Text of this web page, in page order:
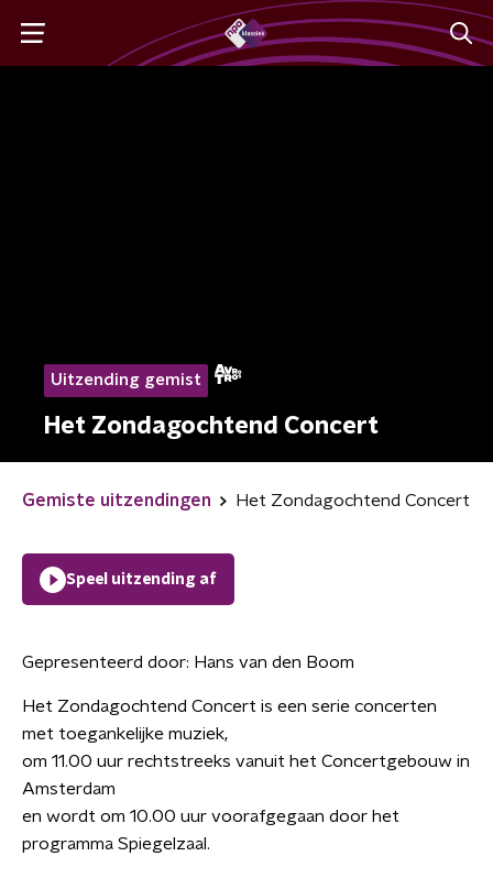
Uitzending gemist
Het Zondagochtend Concert
Gemiste uitzendingen Het Zondagochtend Concert
Speel uitzending af
Gepresenteerd door: Hans van den Boom
Het Zondagochtend Concert is een serie concerten
met toegankelijke muziek,
om 11.00 uur rechtstreeks vanuit het Concertgebouw in
Amsterdam
en wordt om 10.00 uur voorafgegaan door het
programma Spiegelzaal.